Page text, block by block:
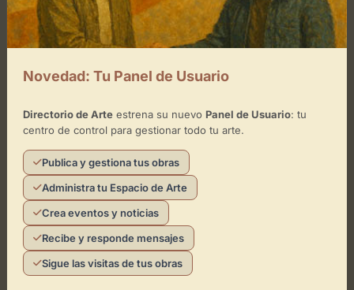
Martes
de 10:00 - 13:00, y de 16:30
- 19:30
de 10:00 - 13:00, y de 16:30
- 19:30
- 19:30
Ubicación de ARTEAYUD S.L.
Cómo llegar
Novedad: Tu Panel de Usuario
Directorio de Arteestrena su nuevo Panel de Usuario: tu
centro de control para gestionar todo tu arte.
Publica y gestiona tus obras
Administra tu Espacio de Arte
Crea eventos y noticias
Recibe y responde mensajes
Sigue las visitas de tus obras